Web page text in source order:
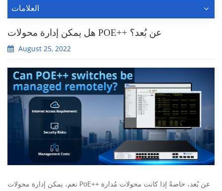
العلامات
هل يمكن إدارة محولات POE++ عن بُعد؟
August 25, 2022
نعم، يمكن إدارة محولات PoE++ عن بُعد، خاصةً إذا كانت محولات مُدارة